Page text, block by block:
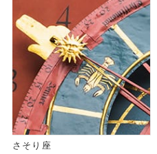
さそり座